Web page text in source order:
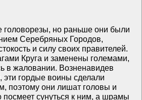
головорезы, но раньше они были
Серебряных Городов,
и силу своих правителей.
Круга и заменены големами,
в жаловании. Возненавидев
гордые воины сделали
поэтому они лишат головы и
посмеет сунуться к ним, а шрамы